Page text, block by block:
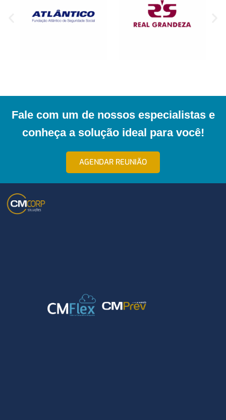
Fale com um de nossos especialistas e
conheça a solução ideal para você!
AGENDAR REUNIÃO